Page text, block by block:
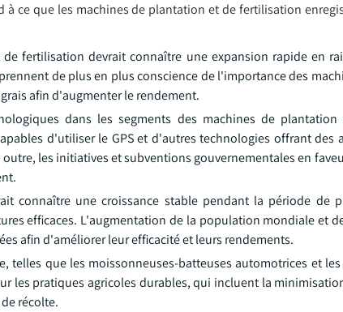
ce que les machines de plantation et de fertilisation
fertilisation devrait connaître une expansion rapide en
de plus en plus conscience de l'importance des
afin d'augmenter le rendement.
dans les segments des machines de
d'utiliser le GPS et d'autres technologies offrant des
les initiatives et subventions gouvernementales en
connaître une croissance stable pendant la période de
efficaces. L'augmentation de la population mondiale et
afin d'améliorer leur efficacité et leurs rendements.
telles que les moissonneuses-batteuses automotrices et
les pratiques agricoles durables, qui incluent la
récolte.